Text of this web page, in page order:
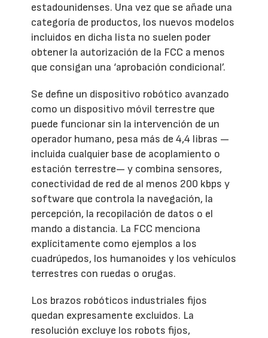
estadounidenses. Una vez que se añade una
categoría de productos, los nuevos modelos
incluidos en dicha lista no suelen poder
obtener la autorización de la FCC a menos
que consigan una ‘aprobación condicional’.
Se define un dispositivo robótico avanzado
como un dispositivo móvil terrestre que
puede funcionar sin la intervención de un
operador humano, pesa más de 4,4 libras —
incluida cualquier base de acoplamiento o
estación terrestre— y combina sensores,
conectividad de red de al menos 200 kbps y
software que controla la navegación, la
percepción, la recopilación de datos o el
mando a distancia. La FCC menciona
explícitamente como ejemplos a los
cuadrúpedos, los humanoides y los vehículos
terrestres con ruedas o orugas.
Los brazos robóticos industriales fijos
quedan expresamente excluidos. La
resolución excluye los robots fijos,